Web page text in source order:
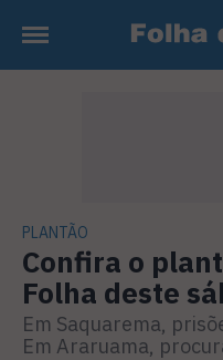
PLANTÃO
Confira o
Folha deste
Em Saquarema,
Em Araruama,